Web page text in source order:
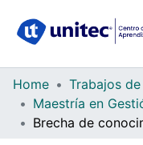
Communities
Collections
Home Trabajos